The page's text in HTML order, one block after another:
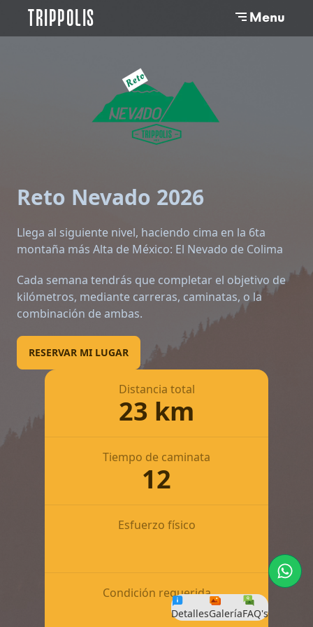
TRIPPOLIS Menu
Reto Nevado 2026
Llega al siguiente nivel, haciendo cima en la 6ta
montaña más Alta de México: El Nevado de Colima
Cada semana tendrás que completar el objetivo de
kilómetros, mediante carreras, caminatas, o la
combinación de ambas.
RESERVAR MI LUGAR
Distancia total
23 km
Tiempo de caminata
12
Esfuerzo físico
Condición requerida
DetallesGaleríaFAQ's